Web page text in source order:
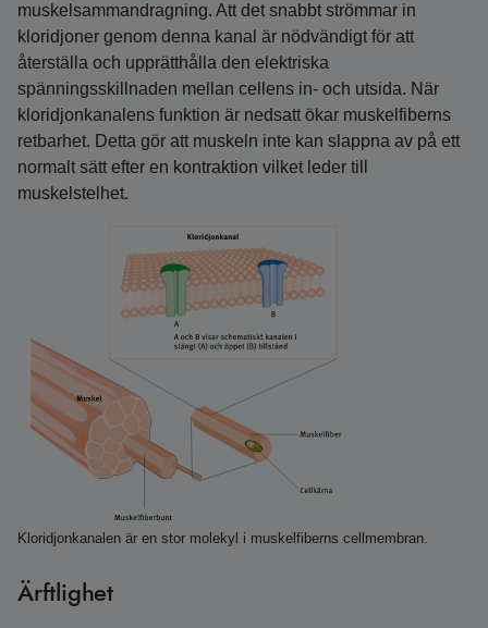
muskelsammandragning. Att det snabbt strömmar in
kloridjoner genom denna kanal är nödvändigt för att
återställa och upprätthålla den elektriska
spänningsskillnaden mellan cellens in- och utsida. När
kloridjonkanalens funktion är nedsatt ökar muskelfiberns
retbarhet. Detta gör att muskeln inte kan slappna av på ett
normalt sätt efter en kontraktion vilket leder till
muskelstelhet.
Kloridjonkanalen är en stor molekyl i muskelfiberns cellmembran.
Ärftlighet